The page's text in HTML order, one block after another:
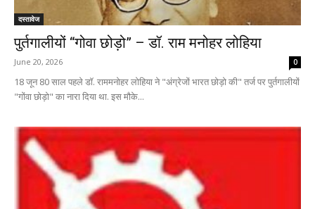
दस्तावेज
पुर्तगालीयों “गोवा छोड़ो” – डॉ. राम मनोहर लोहिया
June 20, 2026 0
18 जून 80 साल पहले डॉ. राममनोहर लोहिया ने "अंग्रेजों भारत छोड़ो की" तर्ज पर पुर्तगालीयों
"गोंवा छोड़ो" का नारा दिया था. इस मौके...